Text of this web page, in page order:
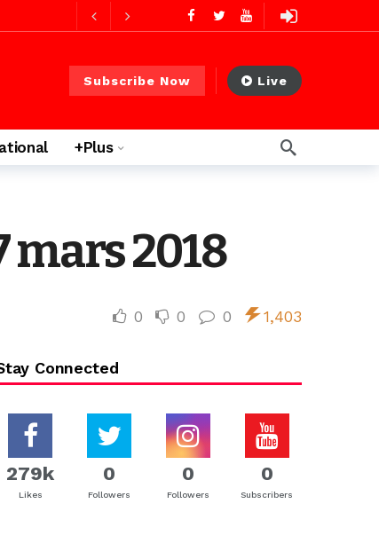
Subscribe Now Live
+Plus
mars 2018
0 0 0 1,403
Connected
279k
Likes
0
Followers
0
Followers
0
Subscribers